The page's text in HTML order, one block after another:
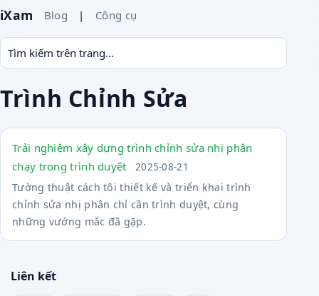
iXam Blog | Công cụ
Liên kết
Trình Chỉnh Sửa
Trải nghiệm xây dựng trình chỉnh sửa nhị phân
chạy trong trình duyệt
2025-08-21
Tường thuật cách tôi thiết kế và triển khai trình
chỉnh sửa nhị phân chỉ cần trình duyệt, cùng
những vướng mắc đã gặp.